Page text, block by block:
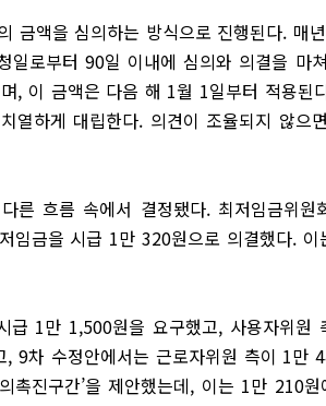
금액을 심의하는 방식으로 진행된다. 매
일로부터 90일 이내에 심의와 의결을
, 이 금액은 다음 해 1월 1일부터 적용
열하게 대립한다. 의견이 조율되지 않
른 흐름 속에서 결정됐다. 최저임금위
임금을 시급 1만 320원으로 의결했다.
급 1만 1,500원을 요구했고, 사용자위
, 9차 수정안에서는 근로자위원 측이 1
촉진구간’을 제안했는데, 이는 1만 210